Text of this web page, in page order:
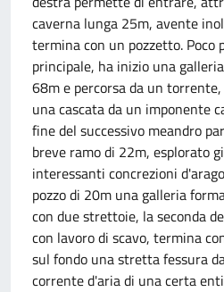
caverna lunga 25m, avente
termina con un pozzetto. Poco
principale, ha inizio una
68m e percorsa da un
una cascata da un imponente
fine del successivo meandro
breve ramo di 22m, esplorato
interessanti concrezioni
pozzo di 20m una galleria
con due strettoie, la seconda
con lavoro di scavo, termina
sul fondo una stretta fessura
corrente d'aria di una certa